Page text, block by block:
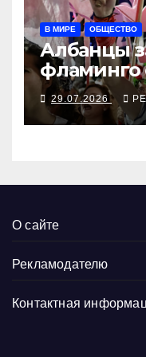
В МИРЕ ОБЩЕСТВО
Албанцы
фламинго
Рамы
29.07.2026
О сайте
Рекламодателю
Контактная